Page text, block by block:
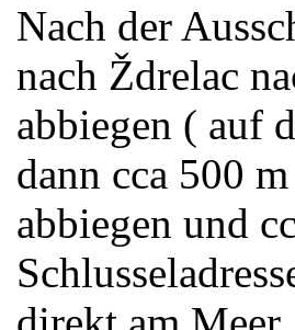
Nach der
nach Ždrelac
abbiegen ( auf
dann cca 500
abbiegen und